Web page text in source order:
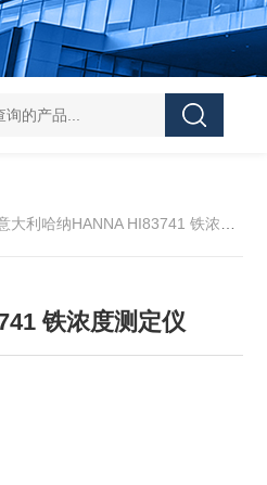
国大成管道漏水检测仪 DS-50d韩国
利哈纳HANNA HI83741 铁浓度测定仪
铁浓度测定仪